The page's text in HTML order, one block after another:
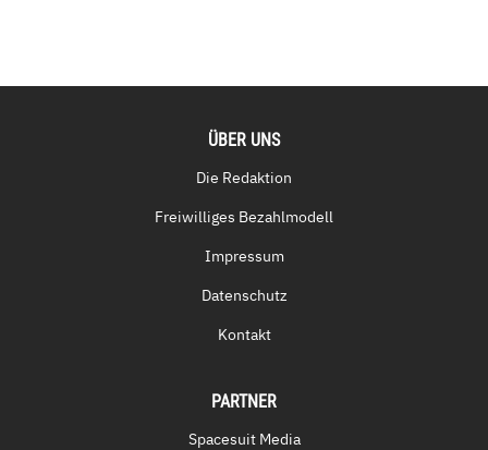
ÜBER UNS
Die Redaktion
Freiwilliges Bezahlmodell
Impressum
Datenschutz
Kontakt
PARTNER
Spacesuit Media